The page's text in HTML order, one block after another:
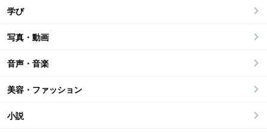
学び
写真・動画
音声・音楽
美容・ファッション
小説